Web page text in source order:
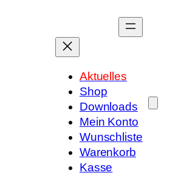
Aktuelles
Shop
Downloads
Mein Konto
Wunschliste
Warenkorb
Kasse